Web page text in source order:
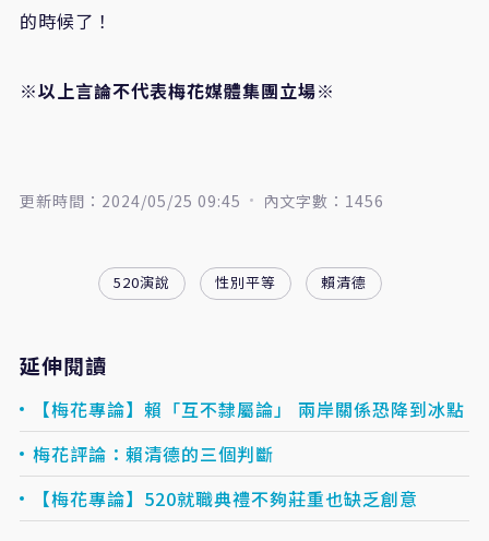
的時候了！
※以上言論不代表梅花媒體集團立場※
更新時間：2024/05/25 09:45 內文字數：1456
520演說 性別平等 賴清德
延伸閱讀
【梅花專論】賴「互不隸屬論」 兩岸關係恐降到冰點
梅花評論：賴清德的三個判斷
【梅花專論】520就職典禮不夠莊重也缺乏創意